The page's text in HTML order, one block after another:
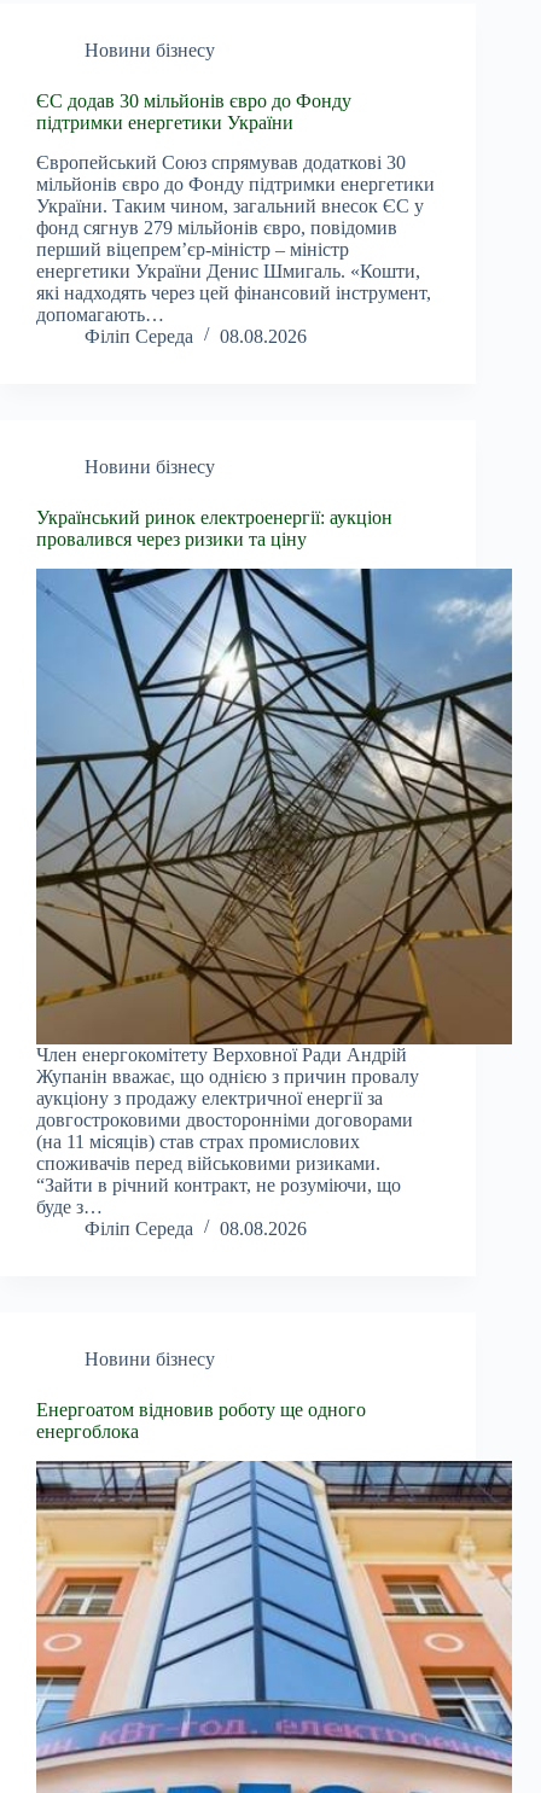
Новини бізнесу
ЄС додав 30 мільйонів євро до Фонду
підтримки енергетики України
Європейський Союз спрямував додаткові 30
мільйонів євро до Фонду підтримки енергетики
України. Таким чином, загальний внесок ЄС у
фонд сягнув 279 мільйонів євро, повідомив
перший віцепрем’єр-міністр – міністр
енергетики України Денис Шмигаль. «Кошти,
які надходять через цей фінансовий інструмент,
допомагають…
Філіп Середа
08.08.2026
Новини бізнесу
Український ринок електроенергії: аукціон
провалився через ризики та ціну
Член енергокомітету Верховної Ради Андрій
Жупанін вважає, що однією з причин провалу
аукціону з продажу електричної енергії за
довгостроковими двосторонніми договорами
(на 11 місяців) став страх промислових
споживачів перед військовими ризиками.
“Зайти в річний контракт, не розуміючи, що
буде з…
Філіп Середа
08.08.2026
Новини бізнесу
Енергоатом відновив роботу ще одного
енергоблока